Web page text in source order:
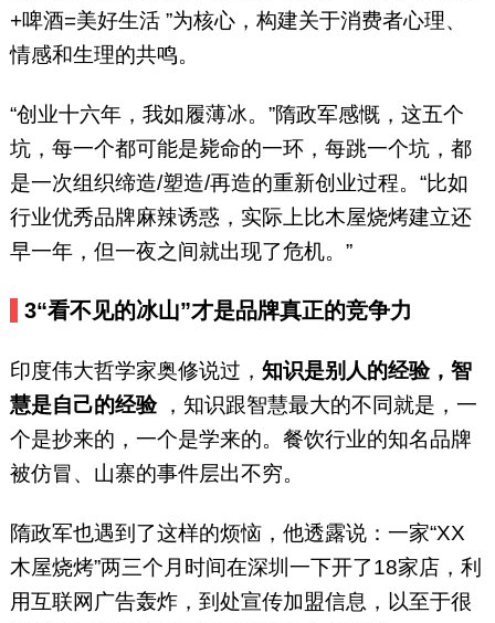
+啤酒=美好生活 ”为核心，构建关于消费者心理、
情感和生理的共鸣。
“创业十六年，我如履薄冰。”隋政军感慨，这五个
坑，每一个都可能是毙命的一环，每跳一个坑，都
是一次组织缔造/塑造/再造的重新创业过程。“比如
行业优秀品牌麻辣诱惑，实际上比木屋烧烤建立还
早一年，但一夜之间就出现了危机。”
3“看不见的冰山”才是品牌真正的竞争力
印度伟大哲学家奥修说过， 知识是别人的经验，智
慧是自己的经验 ，知识跟智慧最大的不同就是，一
个是抄来的，一个是学来的。餐饮行业的知名品牌
被仿冒、山寨的事件层出不穷。
隋政军也遇到了这样的烦恼，他透露说：一家“XX
木屋烧烤”两三个月时间在深圳一下开了18家店，利
用互联网广告轰炸，到处宣传加盟信息，以至于很